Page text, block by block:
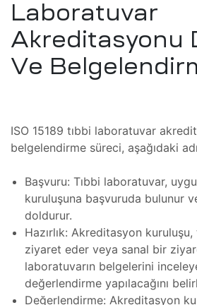
Laboratuvar
Akreditasyonu
Ve
ISO 15189 tıbbi laboratuvar
belgelendirme süreci, aşağıdaki
Başvuru: Tıbbi laboratuvar,
kuruluşuna başvuruda bulunur
doldurur.
Hazırlık: Akreditasyon
ziyaret eder veya sanal bir
laboratuvarın belgelerini
değerlendirme yapılacağını
Değerlendirme: Akreditasyon